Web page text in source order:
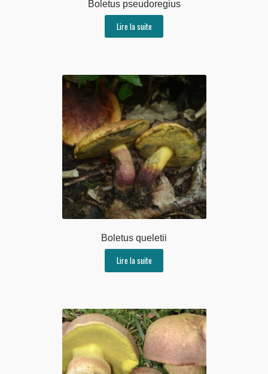
Boletus pseudoregius
Lire la suite
Boletus queletii
Lire la suite